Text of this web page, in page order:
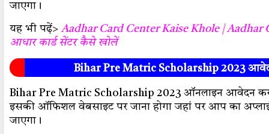
जाएगा।
यह भी पढ़ें> Aadhar Card Center Kaise Khole | Aadhar
आधार कार्ड सेंटर कैसे खोलें
Bihar Pre Matric Scholarship 2023
Bihar Pre Matric Scholarship 2023 ऑनलाइन आवेदन
इसकी ऑफिशल वेबसाइट पर जाना होगा जहां पर आप का अप्लाई
जाएगा।